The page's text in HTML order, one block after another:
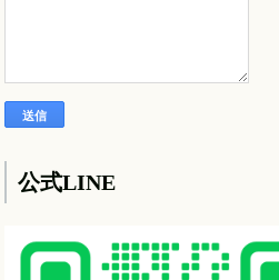
公式LINE